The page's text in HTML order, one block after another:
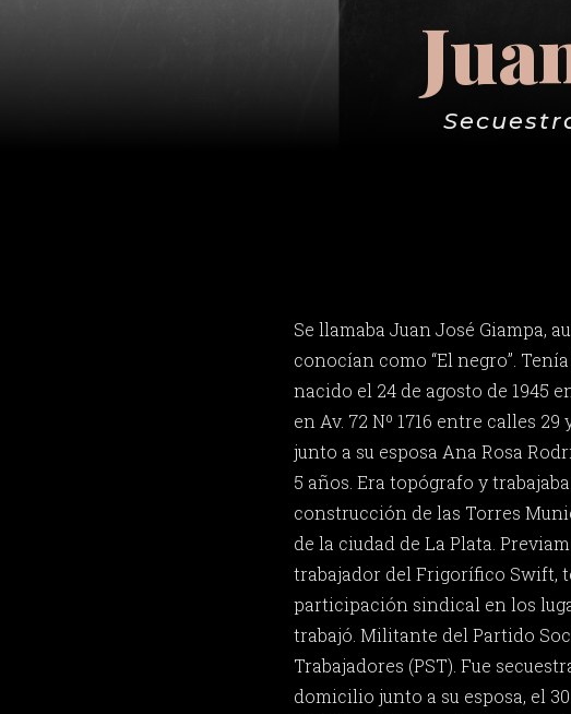
Se llamaba Juan José Giampa,
conocían como “El negro”.
nacido el 24 de agosto de 1945
en Av. 72 Nº 1716 entre calles 29
junto a su esposa Ana Rosa
5 años. Era topógrafo y
construcción de las Torres
de la ciudad de La Plata.
trabajador del Frigorífico Swift,
participación sindical en los
trabajó. Militante del Partido
Trabajadores (PST). Fue
domicilio junto a su esposa, el